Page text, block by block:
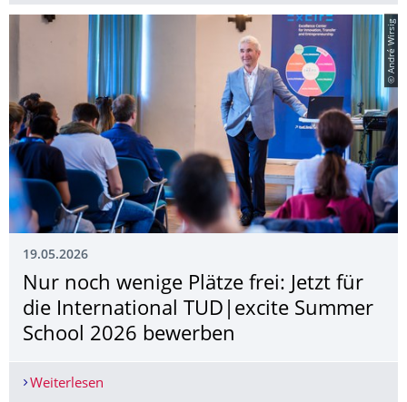
© André Wirsig
19.05.2026
Nur noch wenige Plätze frei: Jetzt für
die International TUD|excite Summer
School 2026 bewerben
Weiterlesen